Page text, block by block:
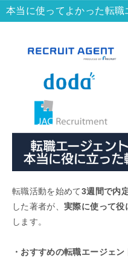
本当に使ってよかった転職
転職活動を始めて3週間で内
した著者が、実際に使って役
します。
・おすすめの転職エージェ